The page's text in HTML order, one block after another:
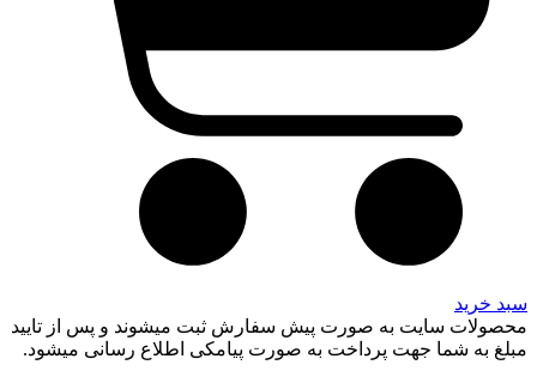
سبد خرید
محصولات سایت به صورت پیش سفارش ثبت میشوند و پس از تایید
مبلغ به شما جهت پرداخت به صورت پیامکی اطلاع رسانی میشود.